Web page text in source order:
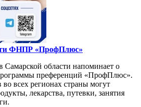
ФНПР «ПрофПлюс»
Самарской области напоминает о
преференций «ПрофПлюс».
всех регионах страны могут
лекарства, путевки, занятия